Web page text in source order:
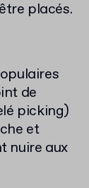
placés.
de
picking)
et
nuire aux